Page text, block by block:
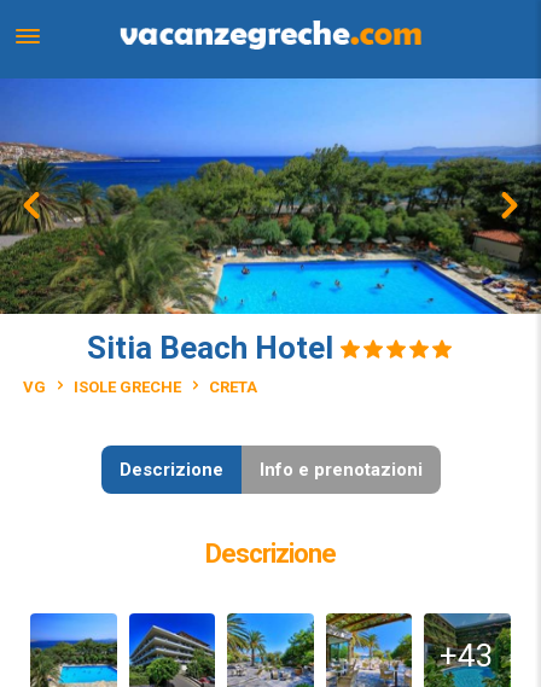
Sitia Beach Hotel
VG ISOLE GRECHE CRETA
Descrizione Info e prenotazioni
Descrizione
+43